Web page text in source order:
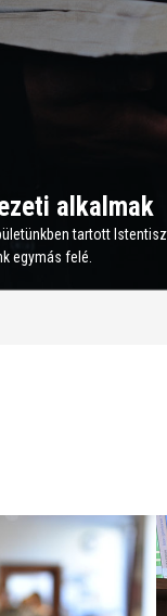
alkalmak
tartott
egymás felé.